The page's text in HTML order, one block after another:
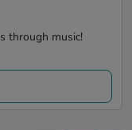
through music!